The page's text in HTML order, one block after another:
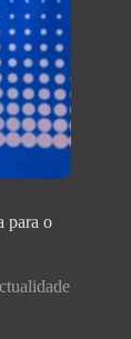
para o